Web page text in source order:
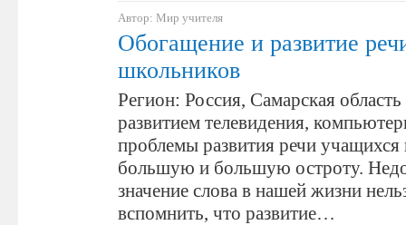
Автор: Мир учителя
Обогащение и развитие
школьников
Регион: Россия, Самарская
развитием телевидения,
проблемы развития речи учащихся
большую и большую остроту.
значение слова в нашей жизни
вспомнить, что развитие…